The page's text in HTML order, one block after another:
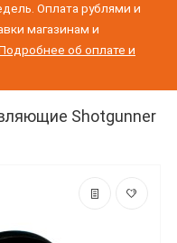
Оплата рублями и
магазинам и
об оплате и
Shotgunner